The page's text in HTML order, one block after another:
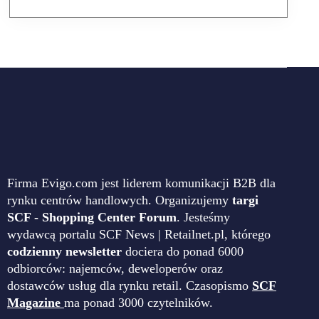
Firma Evigo.com jest liderem komunikacji B2B dla
rynku centrów handlowych. Organizujemy targi
SCF - Shopping Center Forum. Jesteśmy
wydawcą portalu SCF News | Retailnet.pl, którego
codzienny newsletter dociera do ponad 6000
odbiorców: najemców, deweloperów oraz
dostawców usług dla rynku retail. Czasopismo SCF
Magazine ma ponad 3000 czytelników.